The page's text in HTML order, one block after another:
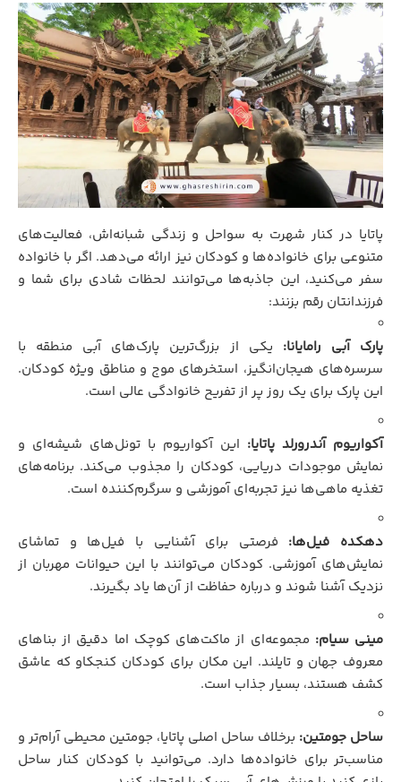
پاتایا در کنار شهرت به سواحل و زندگی شبانه‌اش، فعالیت‌های
متنوعی برای خانواده‌ها و کودکان نیز ارائه می‌دهد. اگر با خانواده
سفر می‌کنید، این جاذبه‌ها می‌توانند لحظات شادی برای شما و
فرزندانتان رقم بزنند:
پارک آبی رامایانا: یکی از بزرگ‌ترین پارک‌های آبی منطقه با
سرسره‌های هیجان‌انگیز، استخرهای موج و مناطق ویژه کودکان.
این پارک برای یک روز پر از تفریح خانوادگی عالی است.
آکواریوم آندرورلد پاتایا: این آکواریوم با تونل‌های شیشه‌ای و
نمایش موجودات دریایی، کودکان را مجذوب می‌کند. برنامه‌های
تغذیه ماهی‌ها نیز تجربه‌ای آموزشی و سرگرم‌کننده است.
دهکده فیل‌ها: فرصتی برای آشنایی با فیل‌ها و تماشای
نمایش‌های آموزشی. کودکان می‌توانند با این حیوانات مهربان از
نزدیک آشنا شوند و درباره حفاظت از آن‌ها یاد بگیرند.
مینی سیام: مجموعه‌ای از ماکت‌های کوچک اما دقیق از بناهای
معروف جهان و تایلند. این مکان برای کودکان کنجکاو که عاشق
کشف هستند، بسیار جذاب است.
ساحل جومتین: برخلاف ساحل اصلی پاتایا، جومتین محیطی آرام‌تر و
مناسب‌تر برای خانواده‌ها دارد. می‌توانید با کودکان کنار ساحل